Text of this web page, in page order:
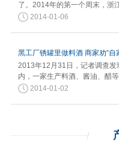
了。2014年的第一个周末，浙
2014-01-06
黑工厂锈罐里做料酒 商家劝“自
2013年12月31日，记者调查
内，一家生产料酒、酱油、醋
2014-01-02